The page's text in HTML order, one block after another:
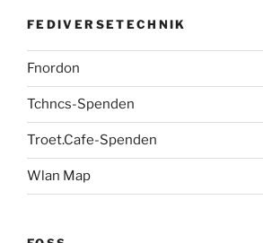
FEDIVERSETECHNIK
Fnordon
Tchncs-Spenden
Troet.Cafe-Spenden
Wlan Map